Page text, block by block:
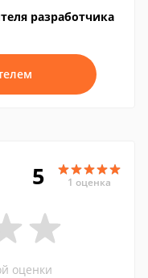
разработчика
5 1 оценка
оценки